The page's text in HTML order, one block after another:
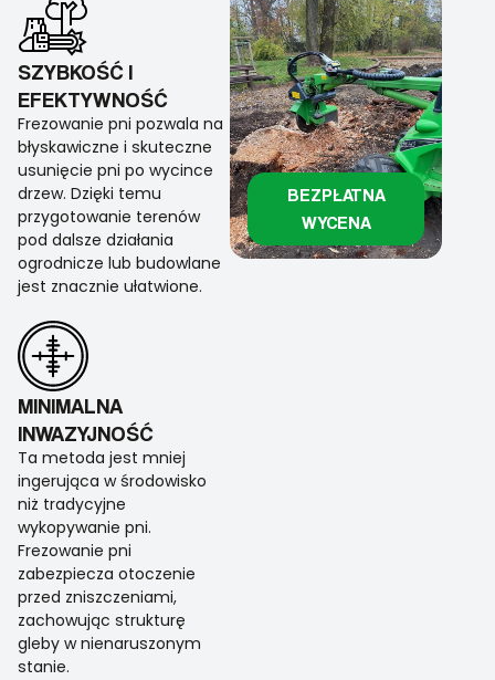
SZYBKOŚĆ I
EFEKTYWNOŚĆ
Frezowanie pni pozwala na
błyskawiczne i skuteczne
usunięcie pni po wycince
drzew. Dzięki temu
przygotowanie terenów
pod dalsze działania
ogrodnicze lub budowlane
jest znacznie ułatwione.
MINIMALNA
INWAZYJNOŚĆ
Ta metoda jest mniej
ingerująca w środowisko
niż tradycyjne
wykopywanie pni.
Frezowanie pni
zabezpiecza otoczenie
przed zniszczeniami,
zachowując strukturę
gleby w nienaruszonym
stanie.
BEZPŁATNA
WYCENA